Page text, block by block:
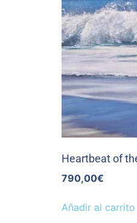
Heartbeat of
790,00€
Añadir al carrito